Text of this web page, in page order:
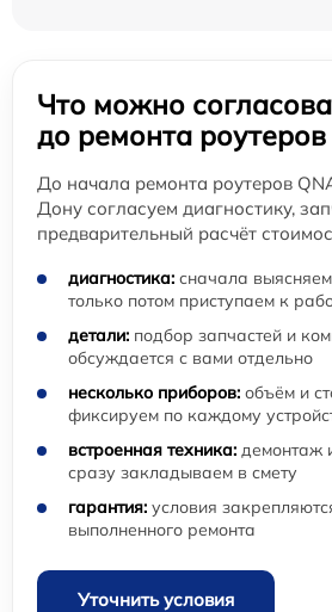
Что можно
до ремонта роутеров
До начала ремонта роутеров
Дону согласуем диагностику,
предварительный расчёт
диагностика: сначала
только потом приступаем к
детали: подбор запчастей и
обсуждается с вами отдельно
несколько приборов: объём и
фиксируем по каждому
встроенная техника: демонтаж
сразу закладываем в смету
гарантия: условия
выполненного ремонта
Уточнить условия